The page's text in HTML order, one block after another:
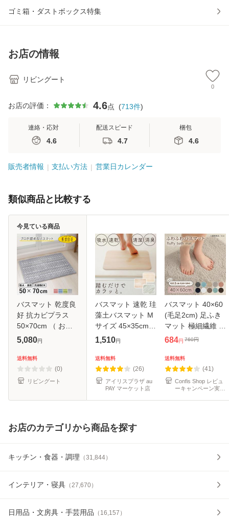
ゴミ箱・ダストボックス特集
お店の情報
リビングート
0
お店の評価： 4.6点 (713件)
連絡・応対
4.6
配送スピード
4.7
梱包
4.6
販売者情報 支払い方法 営業日カレンダー
類似商品と比較する
バスマット 乾度良
好 抗カビプラス
50×70cm （ お風
呂マット 足拭きマ
風呂 バスグッズ 防
カビ 浴室マット
50×70 玄
5,080円
送料無料
(0)
リビングート
今見ている商品
バスマット 速乾 珪
藻土バスマット M
サイズ 45×35cm
おしゃれ 大理石調
臭 清潔 お手入れ簡
単 陰干し 洗濯不要
お風
1,510円
送料無料
(26)
アイリスプラザ au
PAY マーケット店
バスマット 40×60
(毛足2cm) 足ふき
マット 極細繊維 ト
イレマット マット
菌 防臭 エステ ふ
わふわ おしゃれ 送
料無
684円 760円
送料無料
(41)
Confis Shop レビュ
ーキャンペーン実施
お店のカテゴリから商品を探す
キッチン・食器・調理 （31,844）
インテリア・寝具 （27,670）
日用品・文房具・手芸用品 （ 16,157 ）